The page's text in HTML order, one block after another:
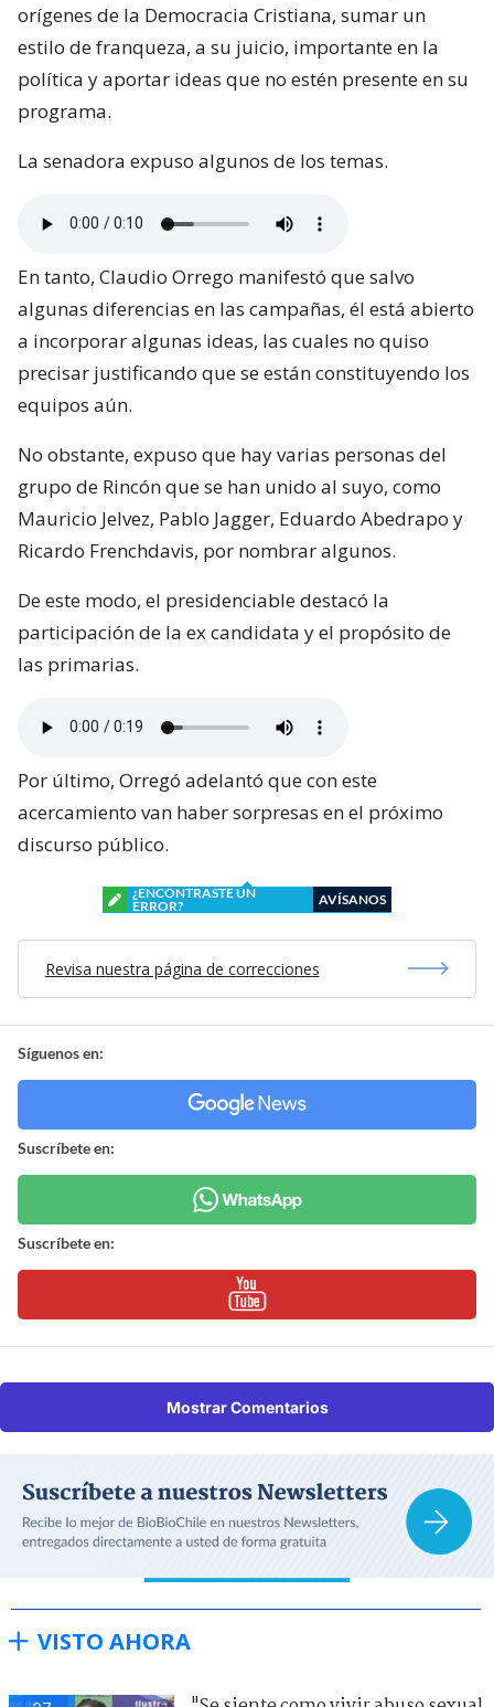
orígenes de la Democracia Cristiana, sumar un
estilo de franqueza, a su juicio, importante en la
política y aportar ideas que no estén presente en su
programa.
La senadora expuso algunos de los temas.
En tanto, Claudio Orrego manifestó que salvo
algunas diferencias en las campañas, él está abierto
a incorporar algunas ideas, las cuales no quiso
precisar justificando que se están constituyendo los
equipos aún.
No obstante, expuso que hay varias personas del
grupo de Rincón que se han unido al suyo, como
Mauricio Jelvez, Pablo Jagger, Eduardo Abedrapo y
Ricardo Frenchdavis, por nombrar algunos.
De este modo, el presidenciable destacó la
participación de la ex candidata y el propósito de
las primarias.
Por último, Orregó adelantó que con este
acercamiento van haber sorpresas en el próximo
discurso público.
¿ENCONTRASTE UN
ERROR?
AVÍSANOS
Revisa nuestra página de correcciones
Síguenos en:
Suscríbete en:
Suscríbete en:
Mostrar Comentarios
VISTO AHORA